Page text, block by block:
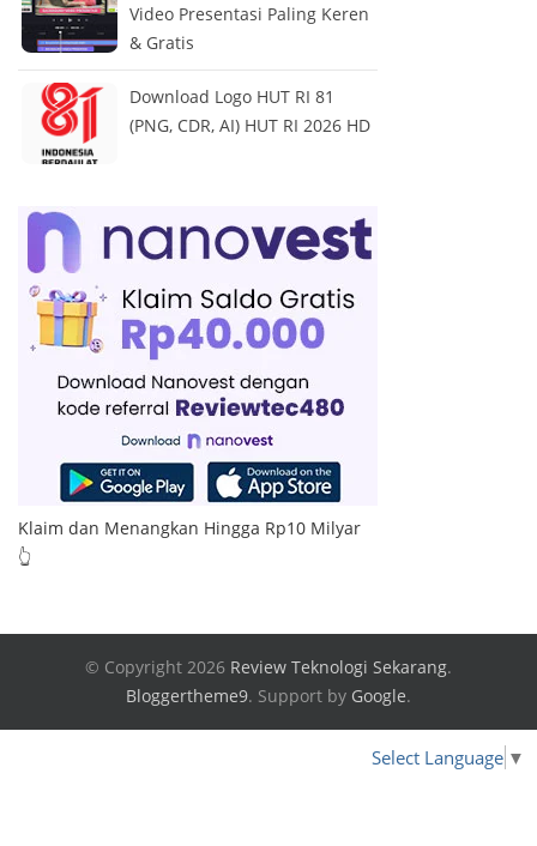
Video Presentasi Paling Keren
& Gratis
Download Logo HUT RI 81
(PNG, CDR, AI) HUT RI 2026 HD
Klaim dan Menangkan Hingga Rp10 Milyar
👆
© Copyright 2026 Review Teknologi Sekarang.
Bloggertheme9. Support by Google.
Select Language ▼